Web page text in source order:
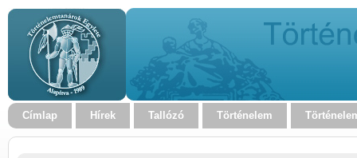
Címlap Hírek Tallózó Történelem